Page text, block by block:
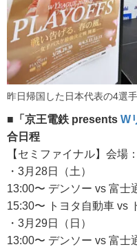
昨日帰国した日本代表の4選
■「京王電鉄 presents W
合日程
【セミファイナル】会場
・3月28日（土）
13:00〜 デンソー vs 富士
15:30〜 トヨタ自動車 vs
・3月29日（日）
13:00〜 デンソー vs 富士